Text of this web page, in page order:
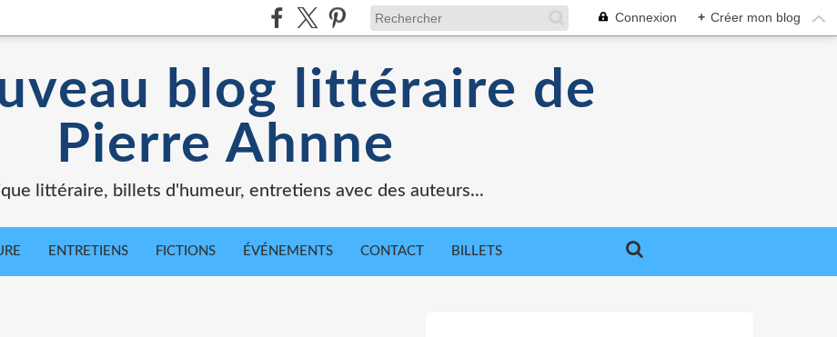
Connexion + Créer mon blog
blog littéraire de
Pierre Ahnne
littéraire, billets d'humeur, entretiens avec des auteurs...
ENTRETIENS FICTIONS ÉVÉNEMENTS CONTACT BILLETS